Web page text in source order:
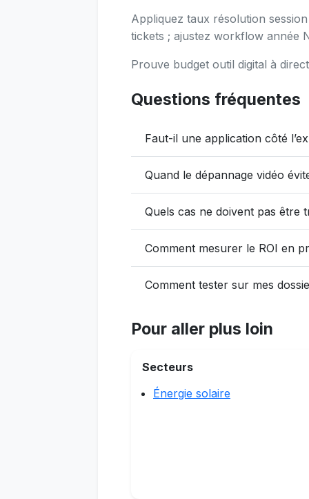
Appliquez taux résolution
tickets ; ajustez workflow année
Prouve budget outil digital à
Questions fréquentes
Faut-il une application côté
Quand le dépannage vidéo
Quels cas ne doivent pas être
Comment mesurer le ROI en
Comment tester sur mes
Pour aller plus loin
Secteurs
Énergie solaire